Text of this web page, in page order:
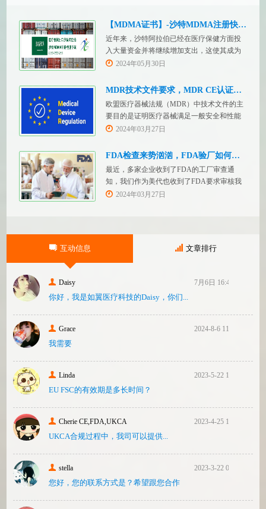
【MDMA证书】-沙特MDMA注册快速下证
近年来，沙特阿拉伯已经在医疗保健方面投
入大量资金并将继续增加支出，这使其成为
医疗设备制造商感兴趣的市场。然而，想要
管要求，即他们必须在沙特阿拉伯获得其设
务，FDASUNGO全球合规业务版图再添新模
块。F
2024年05月30日
MDR技术文件要求，MDR CE认证办理
欧盟医疗器械法规（MDR）中技术文件的主
要目的是证明医疗器械满足一般安全和性能
要求。无论类别如何，所有医疗设备都必须
有关技术文件的要求。MDR技术文档结构：
2024年03月27日
FDA检查来势汹汹，FDA验厂如何应对？
最近，多家企业收到了FDA的工厂审查通
知，我们作为美代也收到了FDA要求审核我
们客户验厂的通知邮件。起因是2023年12
2024年03月27日
互动信息 文章排行
Daisy 7月6日 16:47
你好，我是如翼医疗科技的Daisy，你们...
Grace 2024-8-6 11:14
我需要
Linda 2023-5-22 10:43
EU FSC的有效期是多长时间？
Cherie CE,FDA,UKCA 2023-4-25 16:24
UKCA合‮过规‬程中，我司可‮提以‬供...
stella 2023-3-22 08:31
您好，您的联系方式是？希望跟您合作